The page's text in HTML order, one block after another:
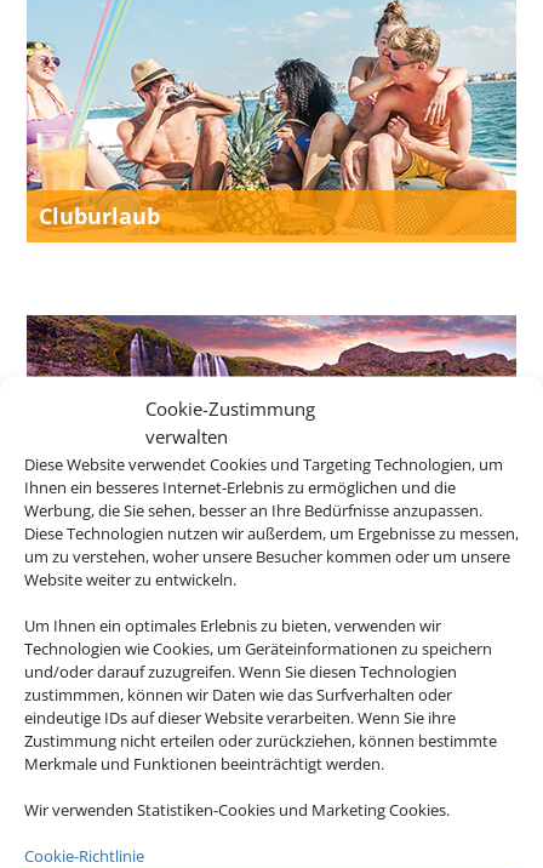
Cookie-Zustimmung
verwalten
Diese Website verwendet Cookies und Targeting Technologien, um
Ihnen ein besseres Internet-Erlebnis zu ermöglichen und die
Werbung, die Sie sehen, besser an Ihre Bedürfnisse anzupassen.
Diese Technologien nutzen wir außerdem, um Ergebnisse zu messen,
um zu verstehen, woher unsere Besucher kommen oder um unsere
Website weiter zu entwickeln.
Um Ihnen ein optimales Erlebnis zu bieten, verwenden wir
Technologien wie Cookies, um Geräteinformationen zu speichern
und/oder darauf zuzugreifen. Wenn Sie diesen Technologien
zustimmmen, können wir Daten wie das Surfverhalten oder
eindeutige IDs auf dieser Website verarbeiten. Wenn Sie ihre
Zustimmung nicht erteilen oder zurückziehen, können bestimmte
Merkmale und Funktionen beeinträchtigt werden.
Wir verwenden Statistiken-Cookies und Marketing Cookies.
Cookie-Richtlinie
Cluburlaub
Island